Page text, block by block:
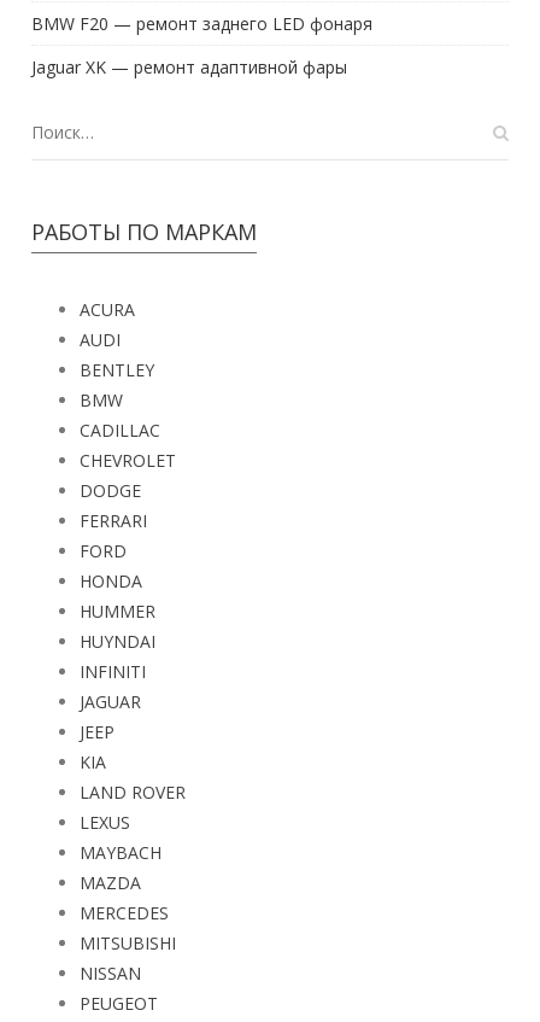
BMW F20 — ремонт заднего LED фонаря
Jaguar XK — ремонт адаптивной фары
РАБОТЫ ПО МАРКАМ
ACURA
AUDI
BENTLEY
BMW
CADILLAC
CHEVROLET
DODGE
FERRARI
FORD
HONDA
HUMMER
HUYNDAI
INFINITI
JAGUAR
JEEP
KIA
LAND ROVER
LEXUS
MAYBACH
MAZDA
MERCEDES
MITSUBISHI
NISSAN
PEUGEOT